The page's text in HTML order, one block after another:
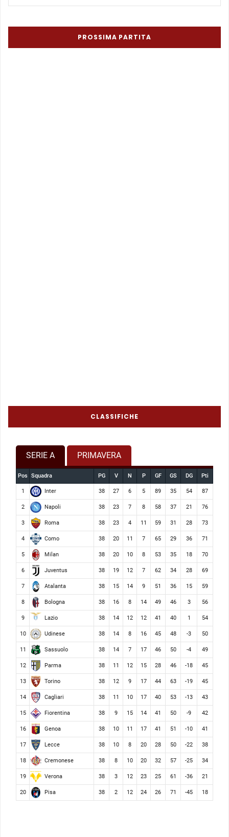
PROSSIMA PARTITA
CLASSIFICHE
SERIE A PRIMAVERA
Pos Squadra PG V N P GF GS DG Pti
1 Inter 38 27 6 5 89 35 54 87
2 Napoli 38 23 7 8 58 37 21 76
3 Roma 38 23 4 11 59 31 28 73
4 Como 38 20 11 7 65 29 36 71
5 Milan 38 20 10 8 53 35 18 70
6 Juventus 38 19 12 7 62 34 28 69
7 Atalanta 38 15 14 9 51 36 15 59
8 Bologna 38 16 8 14 49 46 3 56
9 Lazio 38 14 12 12 41 40 1 54
10 Udinese 38 14 8 16 45 48 -3 50
11 Sassuolo 38 14 7 17 46 50 -4 49
12 Parma 38 11 12 15 28 46 -18 45
13 Torino 38 12 9 17 44 63 -19 45
14 Cagliari 38 11 10 17 40 53 -13 43
15 Fiorentina 38 9 15 14 41 50 -9 42
16 Genoa 38 10 11 17 41 51 -10 41
17 Lecce 38 10 8 20 28 50 -22 38
18 Cremonese 38 8 10 20 32 57 -25 34
19 Verona 38 3 12 23 25 61 -36 21
20 Pisa 38 2 12 24 26 71 -45 18